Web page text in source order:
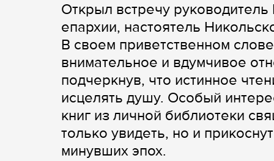
Открыл встречу
епархии, настоятель
В своем приветственном
внимательное и вдумчивое
подчеркнув, что истинное
исцелять душу. Особый
книг из личной библиотеки
только увидеть, но и
минувших эпох.